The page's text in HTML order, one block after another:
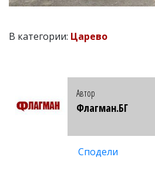
В категории: Царево
Автор
Флагман.БГ
Сподели